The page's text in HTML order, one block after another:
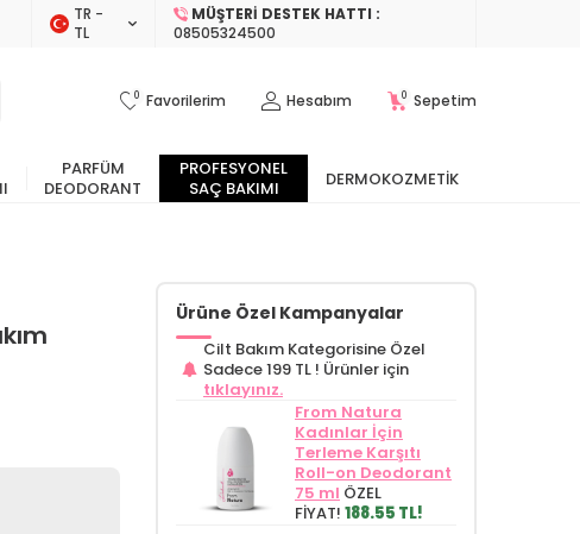
TR −
TL
MÜŞTERI DESTEK HATTI :
08505324500
0 Favorilerim Hesabım 0 Sepetim
PARFÜM
DEODORANT
PROFESYONEL
SAÇ BAKIMI
DERMOKOZMETIK
Ürüne Özel Kampanyalar
Cilt Bakım Kategorisine Özel
Sadece 199 TL ! Ürünler için
tıklayınız.
From Natura
Kadınlar İçin
Terleme Karşıtı
Roll-on Deodorant
75 ml ÖZEL
FİYAT! 188.55 TL!